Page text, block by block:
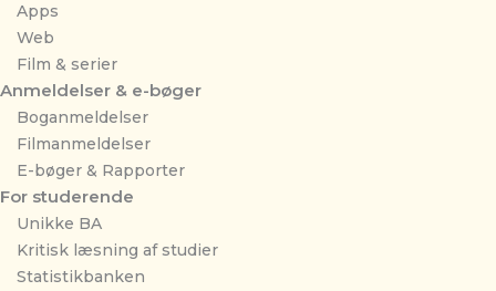
Apps
Web
Film & serier
Anmeldelser & e-bøger
Boganmeldelser
Filmanmeldelser
E-bøger & Rapporter
For studerende
Unikke BA
Kritisk læsning af studier
Statistikbanken